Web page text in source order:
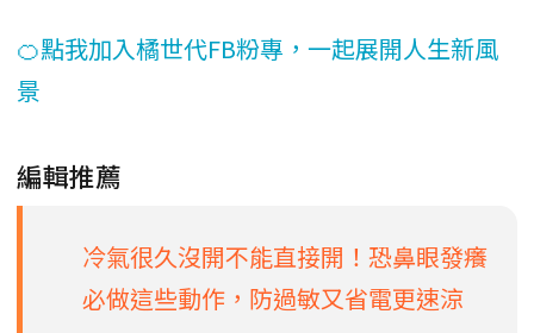
🍊點我加入橘世代FB粉專，一起展開人生新風
景
編輯推薦
冷氣很久沒開不能直接開！恐鼻眼發癢
必做這些動作，防過敏又省電更速涼